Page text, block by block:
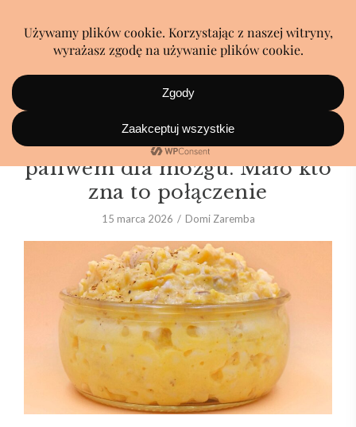
Ta śniadaniowa pasta jest
paliwem dla mózgu. Mało kto
zna to połączenie
15 marca 2026 Domi Zaremba